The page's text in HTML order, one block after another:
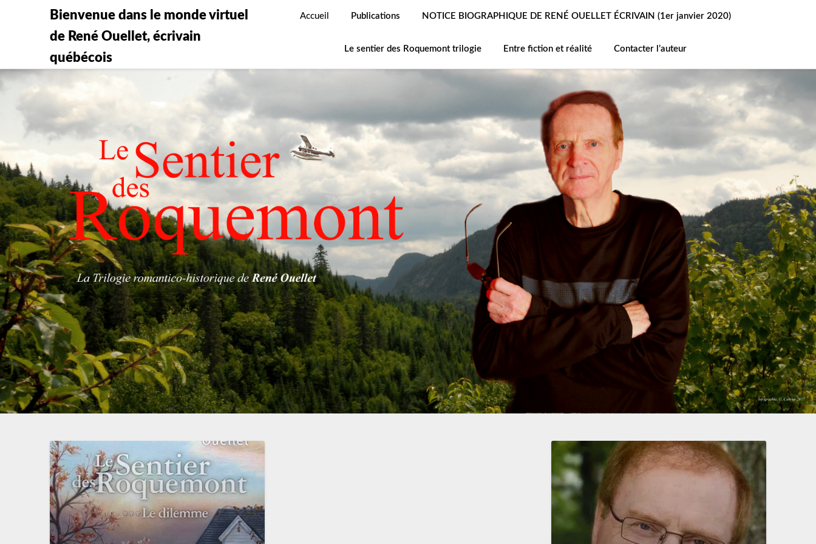
Bienvenue dans le monde virtuel
de René Ouellet, écrivain
québécois
Accueil Publications NOTICE BIOGRAPHIQUE DE RENÉ OUELLET ÉCRIVAIN (1er janvier 2020)
Le sentier des Roquemont trilogie Entre fiction et réalité Contacter l’auteur